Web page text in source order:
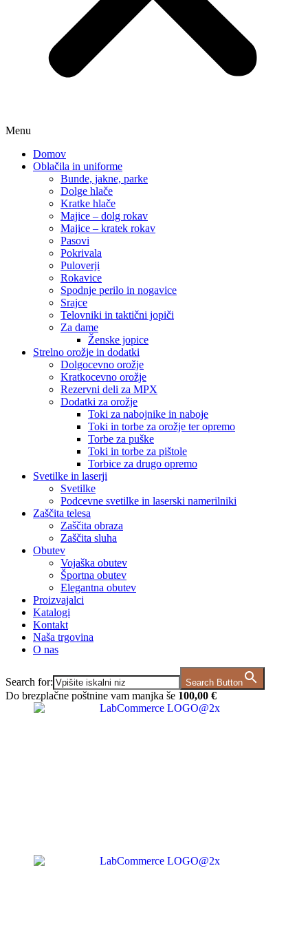
Menu
Domov
Oblačila in uniforme
Bunde, jakne, parke
Dolge hlače
Kratke hlače
Majice – dolg rokav
Majice – kratek rokav
Pasovi
Pokrivala
Puloverji
Rokavice
Spodnje perilo in nogavice
Srajce
Telovniki in taktični jopiči
Za dame
Ženske jopice
Strelno orožje in dodatki
Dolgocevno orožje
Kratkocevno orožje
Rezervni deli za MPX
Dodatki za orožje
Toki za nabojnike in naboje
Toki in torbe za orožje ter opremo
Torbe za puške
Toki in torbe za pištole
Torbice za drugo opremo
Svetilke in laserji
Svetilke
Podcevne svetilke in laserski namerilniki
Zaščita telesa
Zaščita obraza
Zaščita sluha
Obutev
Vojaška obutev
Športna obutev
Elegantna obutev
Proizvajalci
Katalogi
Kontakt
Naša trgovina
O nas
Search for: Search Button
Do brezplačne poštnine vam manjka še 100,00 €